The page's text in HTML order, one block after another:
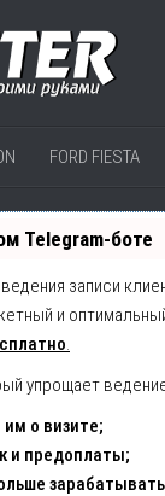
FORD FIESTA
Telegram-боте
записи
и
.
упрощает
о визите;
и предоплаты;